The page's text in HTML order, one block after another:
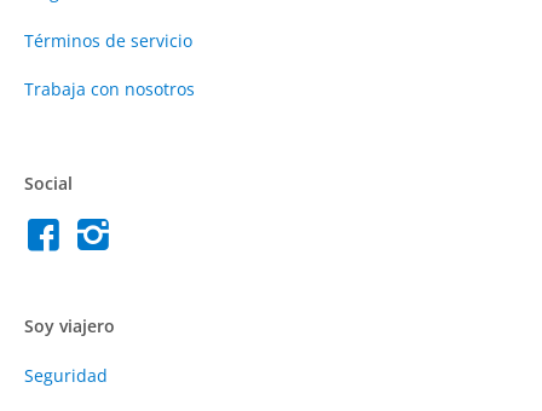
Términos de servicio
Trabaja con nosotros
Social
Soy viajero
Seguridad